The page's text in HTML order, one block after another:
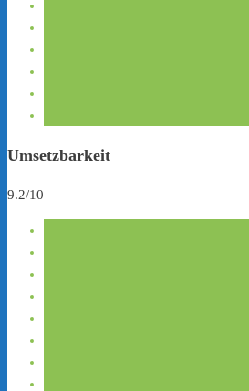
Umsetzbarkeit
9.2/10